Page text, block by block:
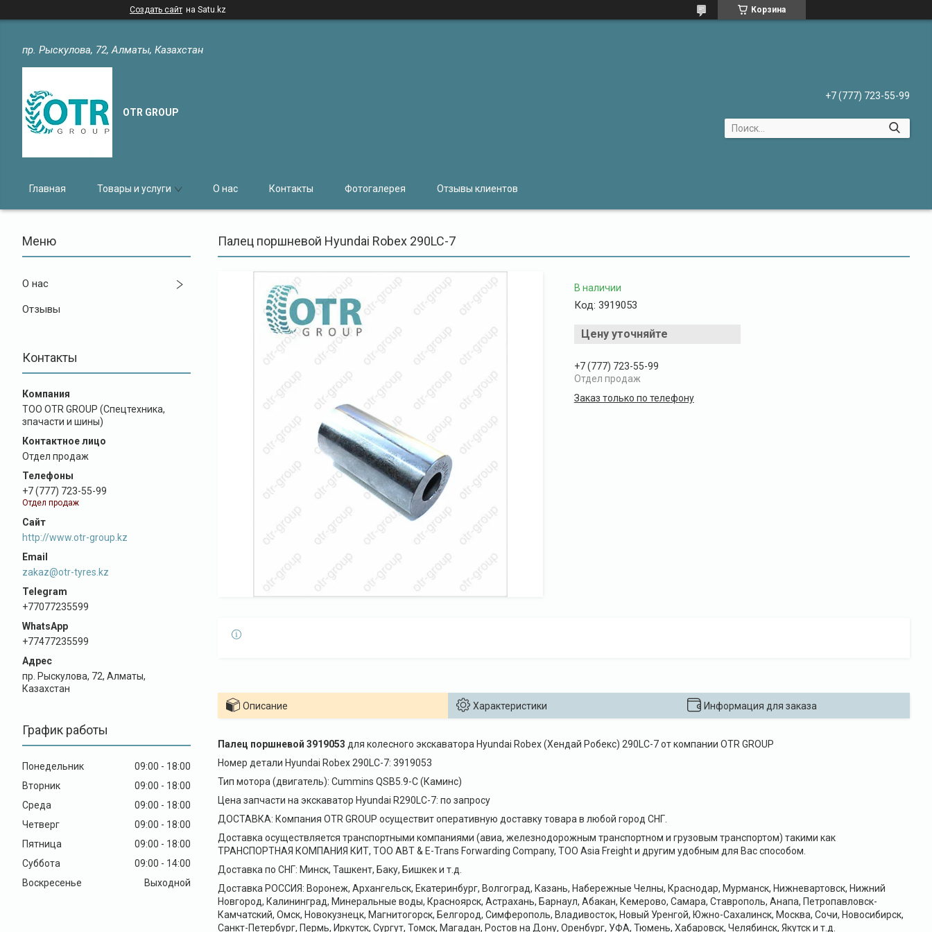
Создать сайт на Satu.kz Корзина
пр. Рыскулова, 72, Алматы, Казахстан
OTR GROUP
+7 (777) 723-55-99
Главная Товары и услуги О нас Контакты Фотогалерея Отзывы клиентов
О нас
Отзывы
Контакты
ТОО OTR GROUP (Спецтехника,
зпачасти и шины)
Отдел продаж
+7 (777) 723-55-99
Отдел продаж
http://www.otr-group.kz
zakaz@otr-tyres.kz
+77077235599
+77477235599
пр. Рыскулова, 72, Алматы,
Казахстан
График работы
Понедельник 09:00
18:00
Вторник
09:00
18:00
Среда
09:00
18:00
Четверг
09:00
18:00
Пятница
09:00
18:00
Суббота
09:00
14:00
Воскресенье
Выходной
Палец поршневой Hyundai Robex 290LC-7
В наличии
Код: 3919053
Цену уточняйте
+7 (777) 723-55-99
Отдел продаж
Заказ только по телефону
Описание Характеристики Информация для заказа
Палец поршневой 3919053 для колесного экскаватора Hyundai Robex (Хендай Робекс) 290LC-7 от компании OTR GROUP
Номер детали Hyundai Robex 290LC-7: 3919053
Тип мотора (двигатель): Cummins QSB5.9-C (Каминс)
Цена запчасти на экскаватор Hyundai R290LC-7: по запросу
ДОСТАВКА: Компания OTR GROUP осуществит оперативную доставку товара в любой город СНГ.
Доставка осуществляется транспортными компаниями (авиа, железнодорожным транспортном и грузовым транспортом) такими как
ТРАНСПОРТНАЯ КОМПАНИЯ КИТ, ТОО ABT & E-Trans Forwarding Company, ТОО Asia Freight и другим удобным для Вас способом.
Доставка по СНГ: Минск, Ташкент, Баку, Бишкек и т.д.
Доставка РОССИЯ: Воронеж, Архангельск, Екатеринбург, Волгоград, Казань, Набережные Челны, Краснодар, Мурманск, Нижневартовск, Нижний
Новгород, Калининград, Минеральные воды, Красноярск, Астрахань, Барнаул, Абакан, Кемерово, Самара, Ставрополь, Анапа, Петропавловск-
Камчатский, Омск, Новокузнецк, Магнитогорск, Белгород, Симферополь, Владивосток, Новый Уренгой, Южно-Сахалинск, Москва, Сочи, Новосибирск,
Санкт-Петербург, Пермь, Иркутск, Сургут, Томск, Магадан, Ростов на Дону, Оренбург, УФА, Тюмень, Хабаровск, Челябинск, Якутск и т.д.